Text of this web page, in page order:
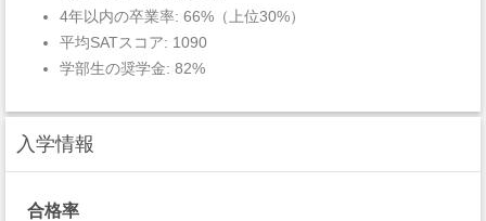
4年以内の卒業率: 66%（上位30%）
平均SATスコア: 1090
学部生の奨学金: 82%
入学情報
合格率